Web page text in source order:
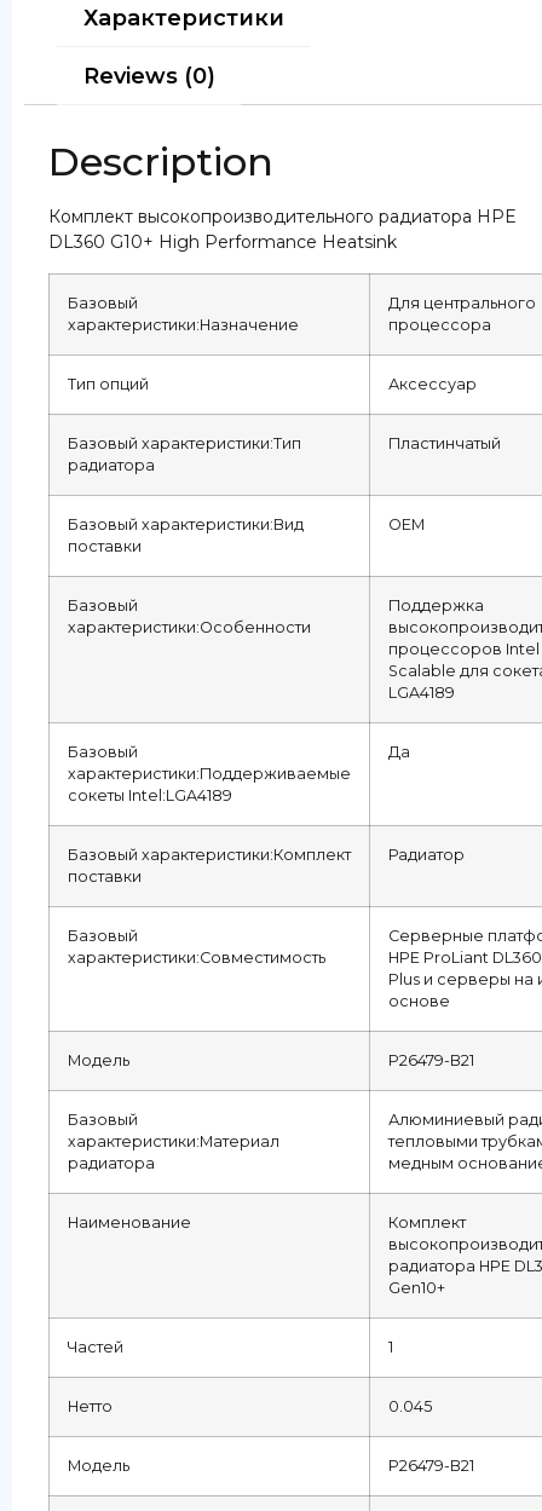
Характеристики
Reviews (0)
Description
Комплект высокопроизводительного радиатора HPE
DL360 G10+ High Performance Heatsink
Базовый
характеристики:Назначение
Для центрального
процессора
Тип опций Аксессуар
Базовый характеристики:Тип
радиатора
Пластинчатый
Базовый характеристики:Вид
поставки
OEM
Базовый
характеристики:Особенности
Поддержка
процессоров Intel
Scalable для
LGA4189
Базовый
характеристики:Поддерживаемые
сокеты Intel:LGA4189
Да
Базовый характеристики:Комплект
поставки
Радиатор
Базовый
характеристики:Совместимость
Серверные
HPE ProLiant
Plus и серверы на
основе
Модель P26479-B21
Базовый
характеристики:Материал
радиатора
Алюминиевый
тепловыми
медным
Наименование
Комплект
радиатора HPE
Gen10+
Частей 1
Нетто 0.045
Модель P26479-B21